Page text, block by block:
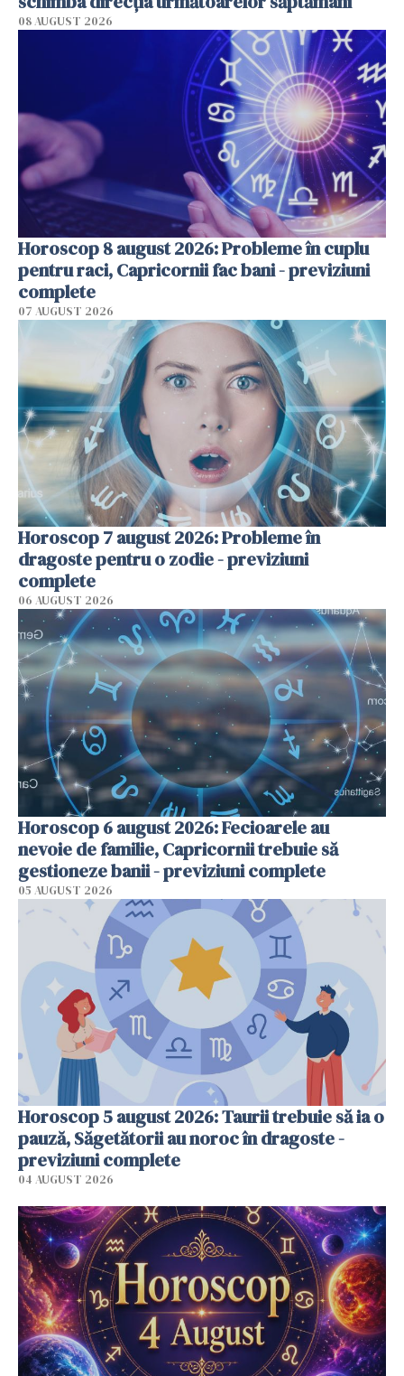
08 AUGUST 2026
Horoscop 8 august 2026: Probleme în cuplu
pentru raci, Capricornii fac bani - previziuni
complete
07 AUGUST 2026
Horoscop 7 august 2026: Probleme în
dragoste pentru o zodie - previziuni
complete
06 AUGUST 2026
Horoscop 6 august 2026: Fecioarele au
nevoie de familie, Capricornii trebuie să
gestioneze banii - previziuni complete
05 AUGUST 2026
Horoscop 5 august 2026: Taurii trebuie să ia o
pauză, Săgetătorii au noroc în dragoste -
previziuni complete
04 AUGUST 2026